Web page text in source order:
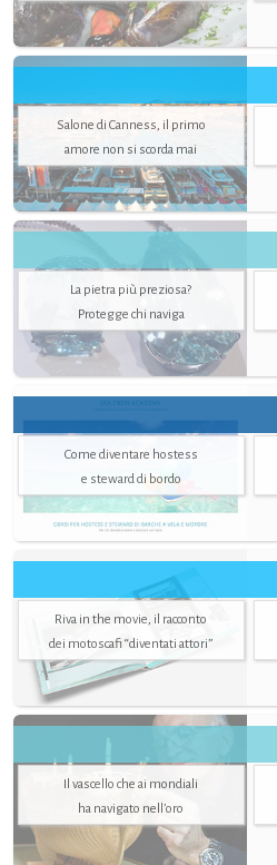
Salone di Canness, il primo
amore non si scorda mai
La pietra più preziosa?
Protegge chi naviga
Come diventare hostess
e steward di bordo
Riva in the movie, il racconto
dei motoscafi “diventati attori”
Il vascello che ai mondiali
ha navigato nell’oro